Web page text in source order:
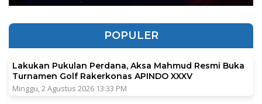
POPULER
Lakukan Pukulan Perdana, Aksa Mahmud Resmi Buka
Turnamen Golf Rakerkonas APINDO XXXV
Minggu, 2 Agustus 2026 13:33 PM